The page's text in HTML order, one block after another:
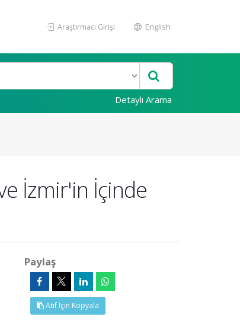
Araştırmacı Girişi English
Detaylı Arama
İzmir'in İçinde
Paylaş
Atıf İçin Kopyala